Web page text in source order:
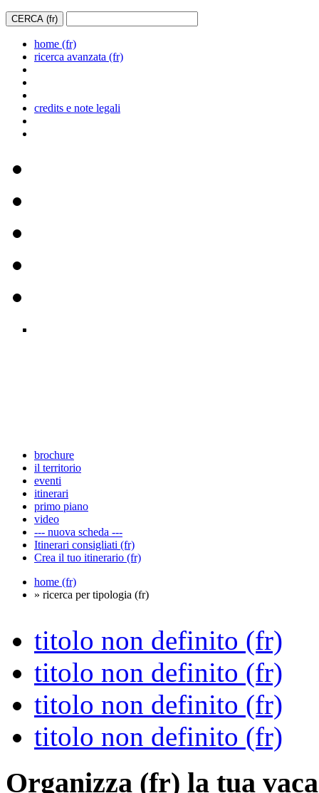
home (fr)
ricerca avanzata (fr)
credits e note legali
brochure
il territorio
eventi
itinerari
primo piano
video
--- nuova scheda ---
Itinerari consigliati (fr)
Crea il tuo itinerario (fr)
home (fr)
» ricerca per tipologia (fr)
titolo non definito (fr)
titolo non definito (fr)
titolo non definito (fr)
titolo non definito (fr)
Organizza (fr) la tua